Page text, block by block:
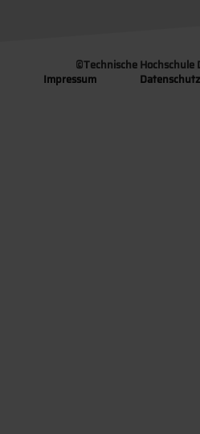
©Technische
Impressum
Datenschutz